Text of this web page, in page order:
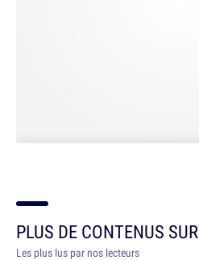
PLUS DE CONTENUS SUR
Les plus lus par nos lecteurs